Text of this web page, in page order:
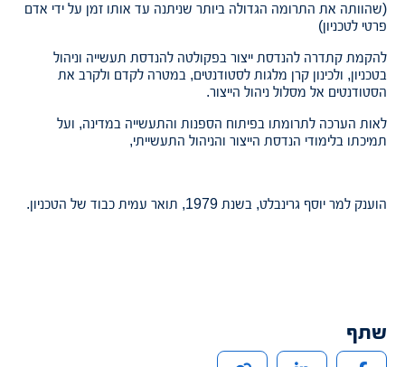
(שהוותה את התרומה הגדולה ביותר שניתנה עד אותו זמן על ידי אדם
פרטי לטכניון)
להקמת קתדרה להנדסת ייצור בפקולטה להנדסת תעשייה וניהול
בטכניון, ולכינון קרן מלגות לסטודנטים, במטרה לקדם ולקרב את
הסטודנטים אל מסלול ניהול הייצור.
לאות הערכה לתרומתו בפיתוח הספנות והתעשייה במדינה, ועל
תמיכתו בלימודי הנדסת הייצור והניהול התעשייתי,
הוענק למר יוסף גרינבלט, בשנת 1979, תואר עמית כבוד של הטכניון.
שתף